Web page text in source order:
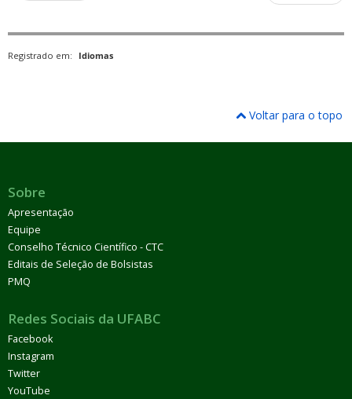
Registrado em: Idiomas
Voltar para o topo
Sobre
Apresentação
Equipe
Conselho Técnico Científico - CTC
Editais de Seleção de Bolsistas
PMQ
Redes Sociais da UFABC
Facebook
Instagram
Twitter
YouTube